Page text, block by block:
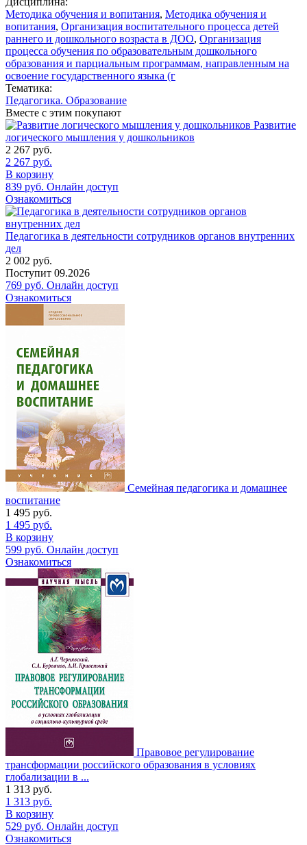
Методика обучения и вопитания, Методика обучения и
вопитания, Организация воспитательного процесса детей
раннего и дошкольного возраста в ДОО, Организация
процесса обучения по образовательным дошкольного
образования и парциальным программам, направленным на
освоение государственного языка (г
Тематика:
Педагогика. Образование
Вместе с этим покупают
Развитие
логического мышления у дошкольников
2 267 руб.
2 267 руб.
В корзину
839 руб. Онлайн доступ
Ознакомиться
Педагогика в деятельности сотрудников органов внутренних
дел
2 002 руб.
Поступит 09.2026
769 руб. Онлайн доступ
Ознакомиться
Семейная педагогика и домашнее
воспитание
1 495 руб.
1 495 руб.
В корзину
599 руб. Онлайн доступ
Ознакомиться
Правовое регулирование
трансформации российского образования в условиях
глобализации в ...
1 313 руб.
1 313 руб.
В корзину
529 руб. Онлайн доступ
Ознакомиться